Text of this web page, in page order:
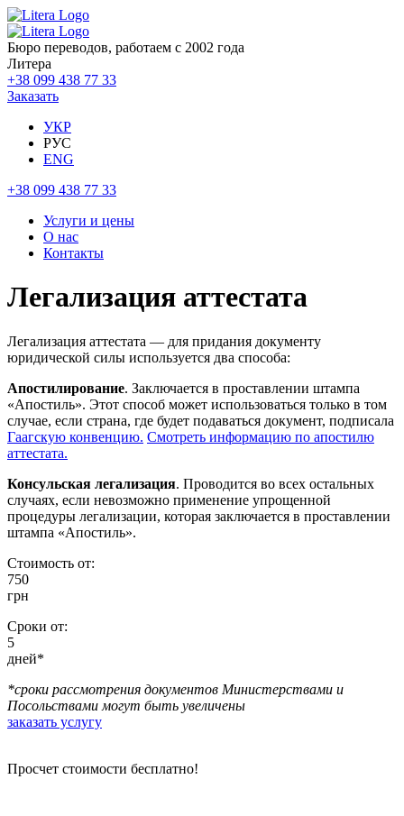
Бюро переводов, работаем с 2002 года
Литера
+38 099 438 77 33
Заказать
УКР
РУС
ENG
+38 099 438 77 33
Услуги и цены
О нас
Контакты
Легализация аттестата
Легализация аттестата — для придания документу
юридической силы используется два способа:
Апостилирование. Заключается в проставлении штампа
«Апостиль». Этот способ может использоваться только в том
случае, если страна, где будет подаваться документ, подписала
Гаагскую конвенцию. Смотреть информацию по апостилю
аттестата.
Консульская легализация. Проводится во всех остальных
случаях, если невозможно применение упрощенной
процедуры легализации, которая заключается в проставлении
штампа «Апостиль».
Стоимость от:
750
грн
Сроки от:
5
дней*
*cроки рассмотрения документов Министерствами и
Посольствами могут быть увеличены
заказать услугу
Просчет стоимости бесплатно!